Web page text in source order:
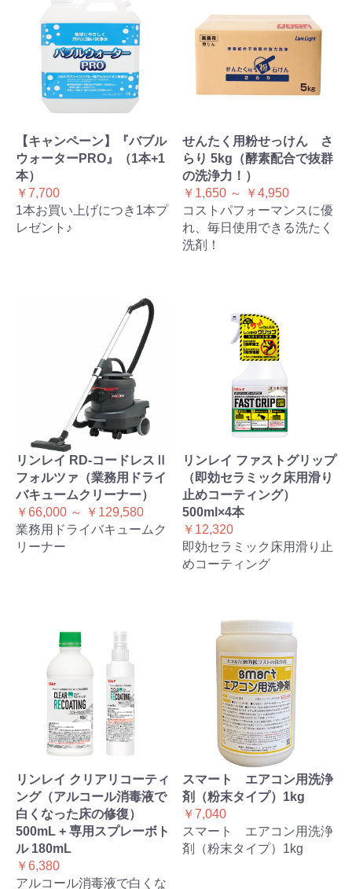
【キャンペーン】『バブル
ウォーターPRO』（1本+1
本）
￥7,700
1本お買い上げにつき1本プ
レゼント♪
せんたく用粉せっけん さ
らり 5kg（酵素配合で抜群
の洗浄力！）
￥1,650 ～ ￥4,950
コストパフォーマンスに優
れ、毎日使用できる洗たく
洗剤！
リンレイ RD-コードレスⅡ
フォルツァ（業務用ドライ
バキュームクリーナー）
￥66,000 ～ ￥129,580
業務用ドライバキュームク
リーナー
リンレイ ファストグリップ
（即効セラミック床用滑り
止めコーティング）
500ml×4本
￥12,320
即効セラミック床用滑り止
めコーティング
リンレイ クリアリコーティ
ング（アルコール消毒液で
白くなった床の修復）
500mL + 専用スプレーボト
ル 180mL
￥6,380
アルコール消毒液で白くな
スマート エアコン用洗浄
剤（粉末タイプ）1kg
￥7,040
スマート エアコン用洗浄
剤（粉末タイプ）1kg